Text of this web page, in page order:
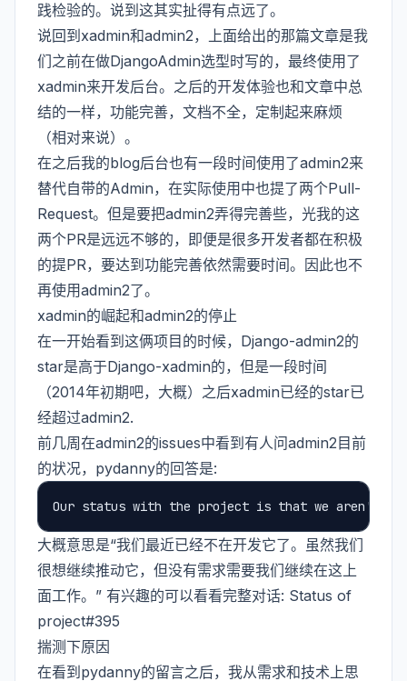
践检验的。说到这其实扯得有点远了。
说回到xadmin和admin2，上面给出的那篇文章是我
们之前在做DjangoAdmin选型时写的，最终使用了
xadmin来开发后台。之后的开发体验也和文章中总
结的一样，功能完善，文档不全，定制起来麻烦
（相对来说）。
在之后我的blog后台也有一段时间使用了admin2来
替代自带的Admin，在实际使用中也提了两个Pull-
Request。但是要把admin2弄得完善些，光我的这
两个PR是远远不够的，即便是很多开发者都在积极
的提PR，要达到功能完善依然需要时间。因此也不
再使用admin2了。
xadmin的崛起和admin2的停止
在一开始看到这俩项目的时候，Django-admin2的
star是高于Django-xadmin的，但是一段时间
（2014年初期吧，大概）之后xadmin已经的star已
经超过admin2.
前几周在admin2的issues中看到有人问admin2目前
的状况，pydanny的回答是:
大概意思是“我们最近已经不在开发它了。虽然我们
很想继续推动它，但没有需求需要我们继续在这上
面工作。” 有兴趣的可以看看完整对话: Status of
project#395
揣测下原因
在看到pydanny的留言之后，我从需求和技术上思